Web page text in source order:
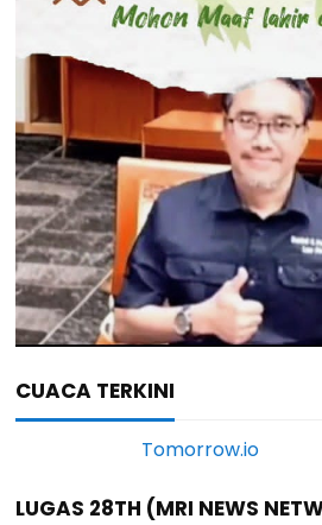
CUACA TERKINI
LUGAS 28TH (MRI NEWS